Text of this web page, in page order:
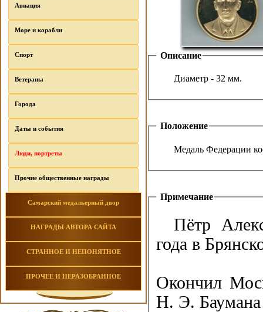
Авиация
Море и корабли
Спорт
Ветераны
Города
Даты и события
Люди, портреты
Прочие общественные награды
Самарский медальерный двор
НАГРАДЫ АВТОРА САЙТА
СТРАННОЕ И НЕПОНЯТНОЕ
ПРОЧЕЕ И НЕРАЗОБРАННОЕ
Описание
Диаметр - 32 мм.
Положение
Медаль Федерации
Примечание
Пётр
года в
Окончил
Н. Э.